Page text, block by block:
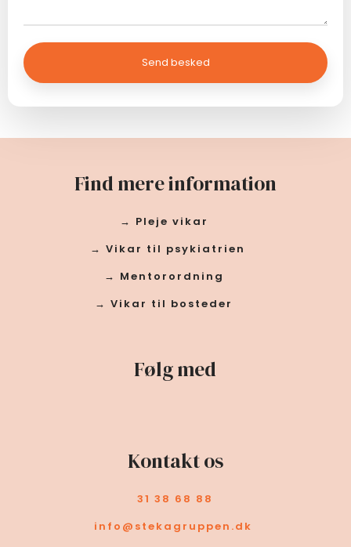
Find mere information
→ Pleje vikar
→ Vikar til psykiatrien
→ Mentorordning
→ Vikar til bosteder
Følg med
Kontakt os
31 38 68 88
info@stekagruppen.dk